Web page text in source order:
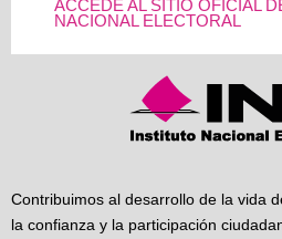
ACCEDE AL SITIO OFICIAL
NACIONAL ELECTORAL
Contribuimos al desarrollo de la vida
la confianza y la participación